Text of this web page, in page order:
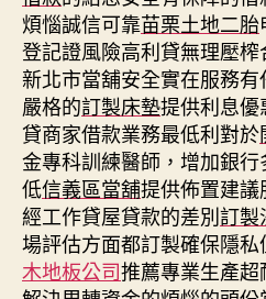
煩惱誠信可靠苗栗土地二胎
登記證風險高利貸無理壓榨
新北市當舖安全實在服務
嚴格的訂製床墊提供利息
貸商家借款業務最低利對於
金專科訓練醫師，增加銀
低信義區當舖提供佈置建
經工作貸屋貸款的差別訂製
場評估方面都訂製確保隱
木地板公司推薦專業生產